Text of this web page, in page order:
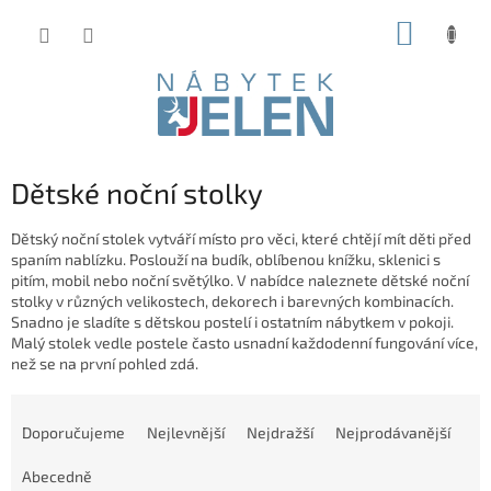
Dětské noční stolky
Dětský noční stolek vytváří místo pro věci, které chtějí mít děti před
spaním nablízku. Poslouží na budík, oblíbenou knížku, sklenici s
pitím, mobil nebo noční světýlko. V nabídce naleznete dětské noční
stolky v různých velikostech, dekorech i barevných kombinacích.
Snadno je sladíte s dětskou postelí i ostatním nábytkem v pokoji.
Malý stolek vedle postele často usnadní každodenní fungování více,
než se na první pohled zdá.
Doporučujeme Nejlevnější Nejdražší Nejprodávanější
Abecedně